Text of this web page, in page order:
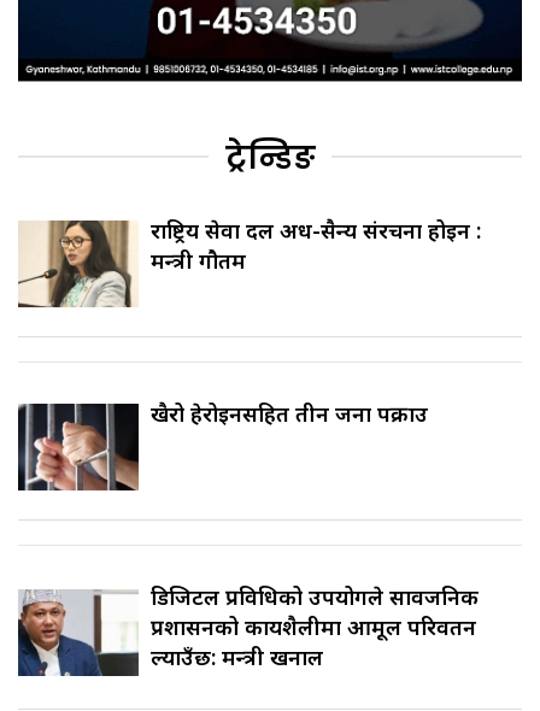
ट्रेन्डिङ
राष्ट्रिय सेवा दल अर्ध-सैन्य संरचना होइन :
मन्त्री गौतम
खैरो हेरोइनसहित तीन जना पक्राउ
डिजिटल प्रविधिको उपयोगले सार्वजनिक
प्रशासनको कार्यशैलीमा आमूल परिवर्तन
ल्याउँछ: मन्त्री खनाल